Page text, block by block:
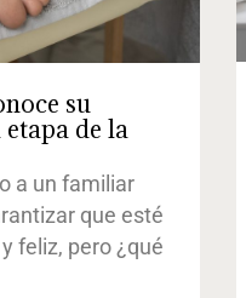
su
de la
a un familiar
que esté
feliz, pero ¿qué